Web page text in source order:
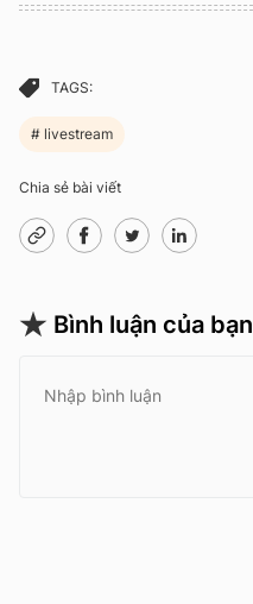
TAGS:
livestream
Chia sẻ bài viết
Bình luận của bạn